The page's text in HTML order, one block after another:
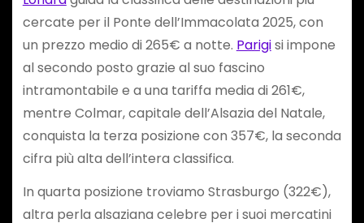
cercate per il Ponte dell’Immacolata 2025, con
un prezzo medio di 265€ a notte. Parigisi impone
al secondo posto grazie al suo fascino
intramontabile e a una tariffa media di 261€,
mentre Colmar, capitale dell’Alsazia del Natale,
conquista la terza posizione con 357€, la seconda
cifra più alta dell’intera classifica.
In quarta posizione troviamo Strasburgo (322€),
altra perla alsaziana celebre per i suoi mercatini